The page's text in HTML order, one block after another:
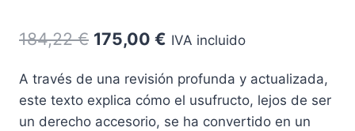
184,22€ El
original
era:
175,00 € El
actual
es:
IVA incluido
A través de una revisión profunda y actualizada,
este texto explica cómo el usufructo, lejos de ser
un derecho accesorio, se ha convertido en un